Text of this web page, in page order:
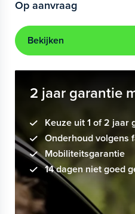
Op aanvraag
Bekijken
2 jaar garantie
Keuze uit 1 of 2 jaar
Onderhoud volgens
Mobiliteitsgarantie
14 dagen niet goed